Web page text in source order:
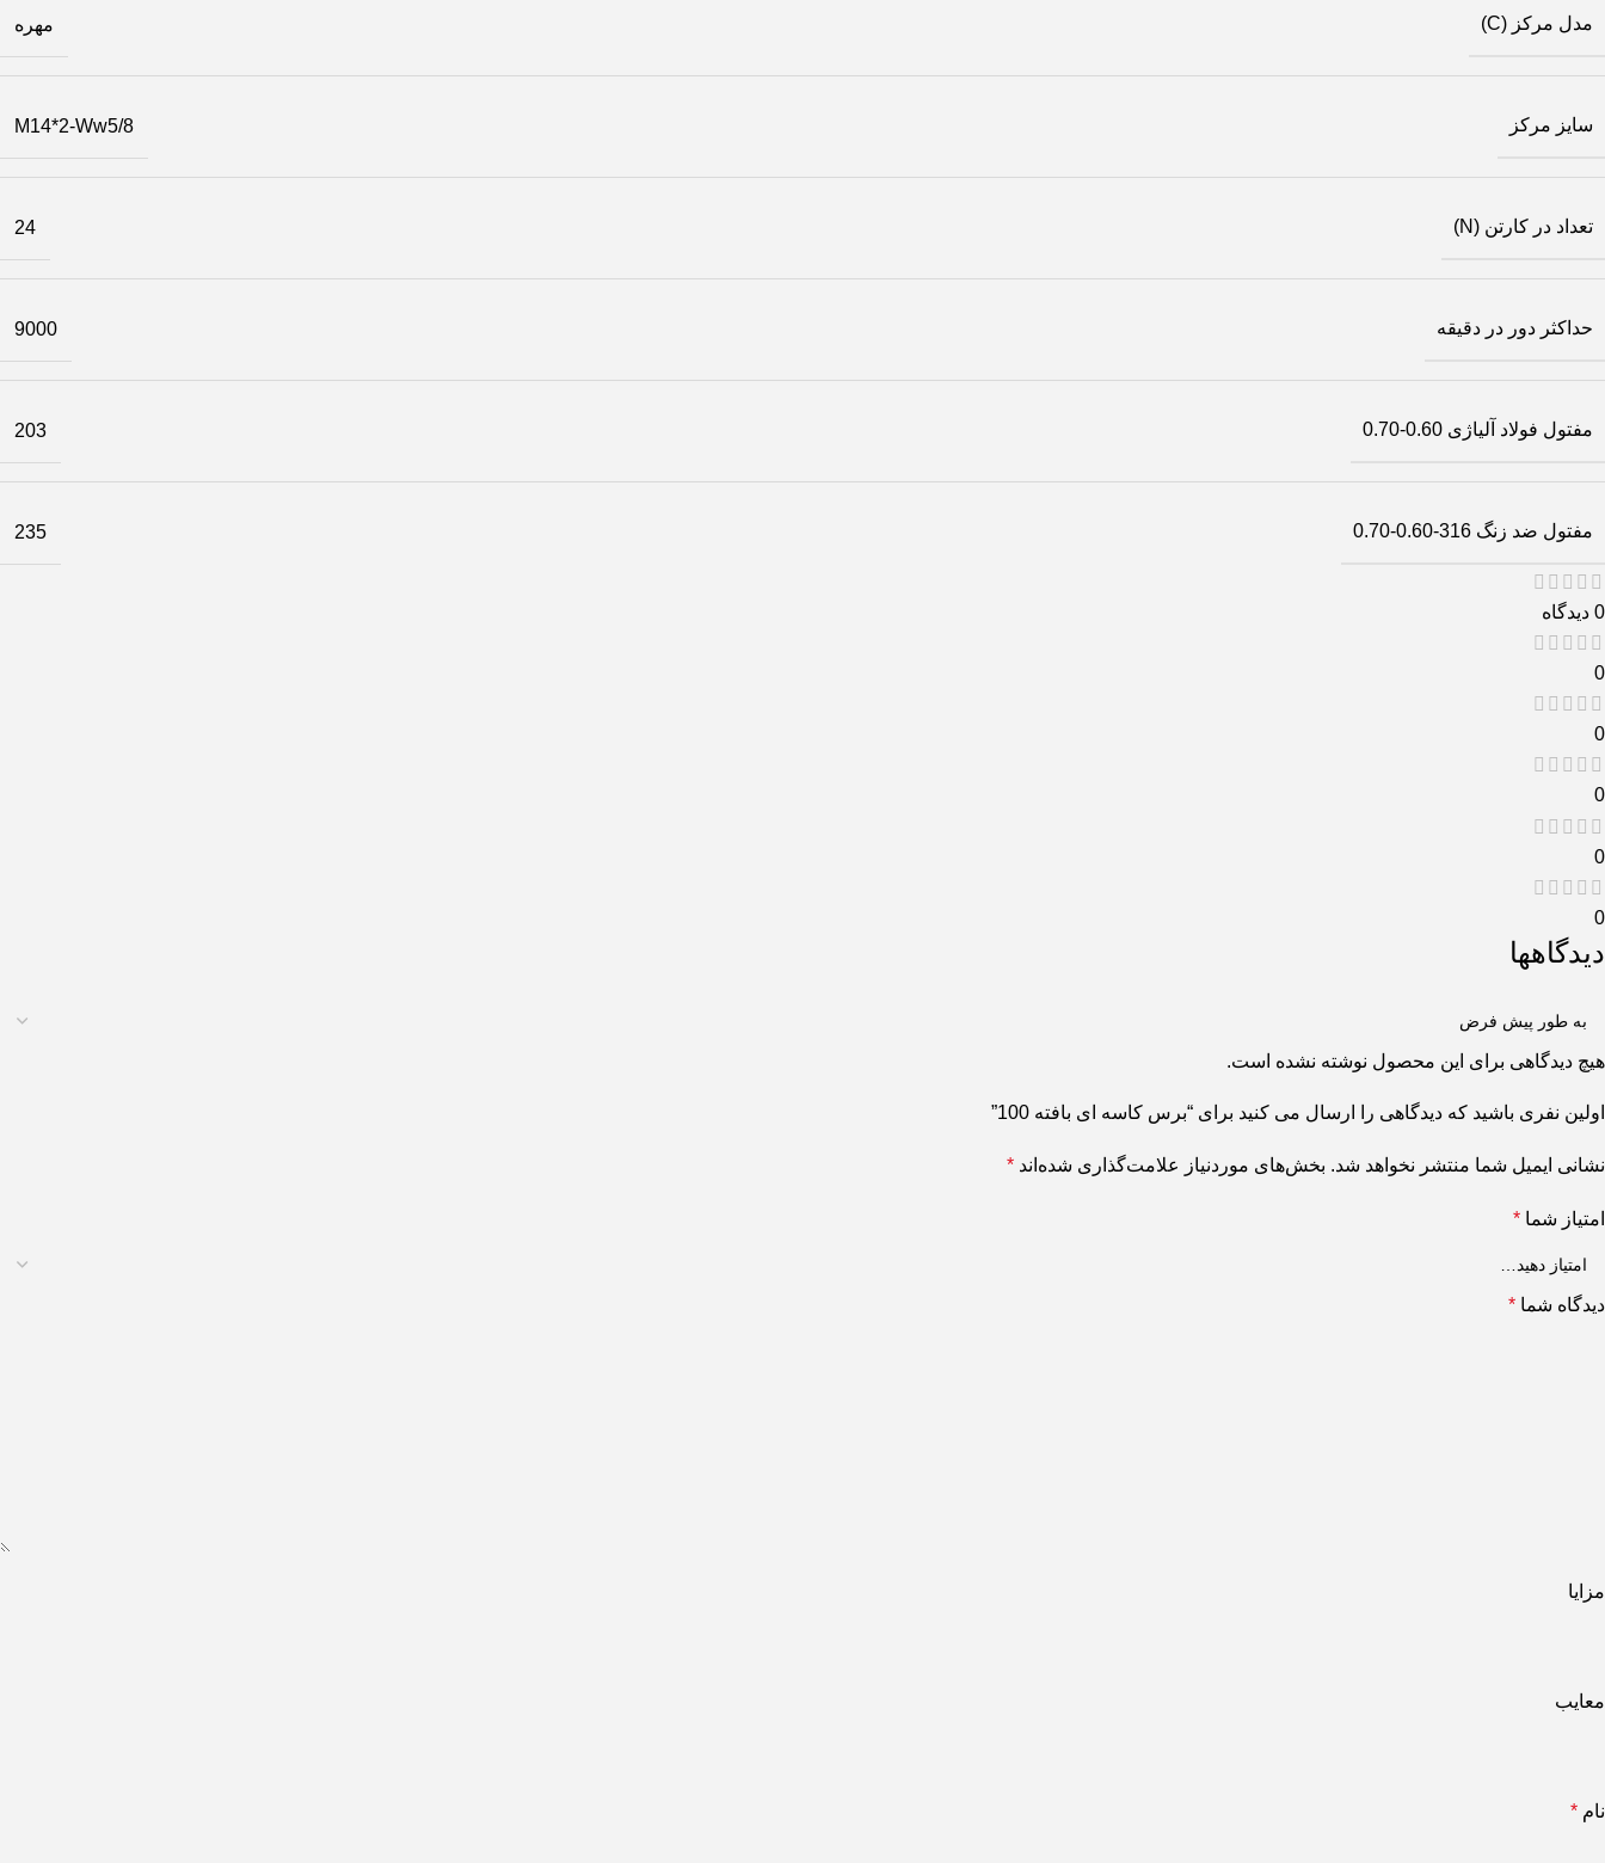
مدل مرکز (C) مهره
سایز مرکز M14*2-Ww5/8
تعداد در کارتن (N) 24
حداکثر دور در دقیقه 9000
مفتول فولاد آلیاژی 0.60-0.70 203
مفتول ضد زنگ 316-0.60-0.70 235
0 دیدگاه
0
0
0
0
0
دیدگاهها
هیچ دیدگاهی برای این محصول نوشته نشده است.
اولین نفری باشید که دیدگاهی را ارسال می کنید برای “برس کاسه ای بافته 100”
نشانی ایمیل شما منتشر نخواهد شد. بخش‌های موردنیاز علامت‌گذاری شده‌اند *
امتیاز شما *
دیدگاه شما *
مزایا
معایب
نام *